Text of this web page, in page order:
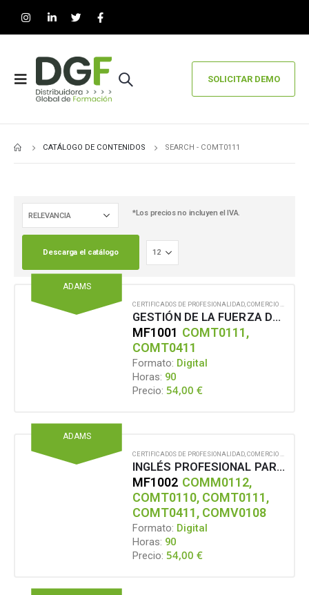
SOLICITAR DEMO
CATÁLOGO DE CONTENIDOS SEARCH - COMT0111
*Los precios no incluyen el IVA.
Descarga el catálogo
ADAMS
CERTIFICADOS DE PROFESIONALIDAD COMERCIO Y MARKETING
GESTIÓN DE LA FUERZA DE VENTAS Y EQUIPOS DE COMERCIALE
MF1001 COMT0111,
COMT0411
Formato: Digital
Horas: 90
Precio: 54,00€
ADAMS
CERTIFICADOS DE PROFESIONALIDAD COMERCIO Y MARKETING
INGLÉS PROFESIONAL PARA ACTIVIDADES COMERCIALES
MF1002 COMM0112,
COMT0110, COMT0111,
COMT0411, COMV0108
Formato: Digital
Horas: 90
Precio: 54,00€